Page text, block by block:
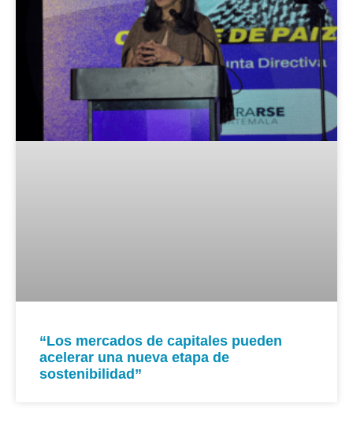
“Los mercados de capitales pueden
acelerar una nueva etapa de
sostenibilidad”